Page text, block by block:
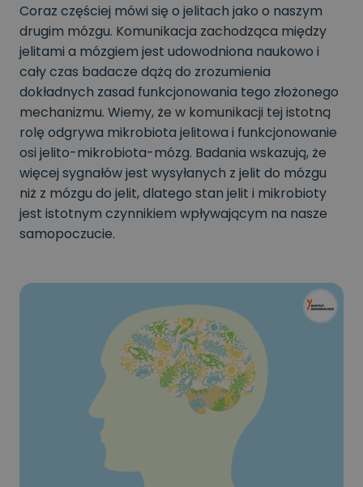
Coraz częściej mówi się o jelitach jako o naszym
drugim mózgu. Komunikacja zachodząca między
jelitami a mózgiem jest udowodniona naukowo i
cały czas badacze dążą do zrozumienia
dokładnych zasad funkcjonowania tego złożonego
mechanizmu. Wiemy, że w komunikacji tej istotną
rolę odgrywa mikrobiota jelitowa i funkcjonowanie
osi jelito-mikrobiota-mózg. Badania wskazują, że
więcej sygnałów jest wysyłanych z jelit do mózgu
niż z mózgu do jelit, dlatego stan jelit i mikrobioty
jest istotnym czynnikiem wpływającym na nasze
samopoczucie.